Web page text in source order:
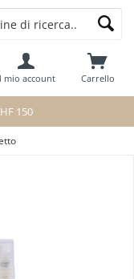
150
Carrello
mio account